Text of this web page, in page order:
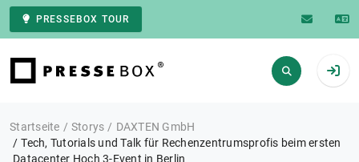
PRESSEBOX TOUR
Zur Startseite
Startseite Storys
DAXTEN GmbH
Tech, Tutorials und Talk für Rechenzentrumsprofis beim ersten
Datacenter Hoch 3-Event in Berlin